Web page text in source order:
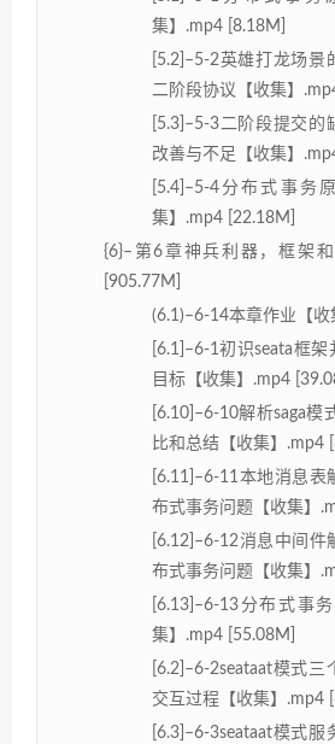
集】.mp4 [8.18M]
[5.2]–5-2英雄打龙场景
二阶段协议【收集】
[5.3]–5-3二阶段提交的
改善与不足【收集】
[5.4]–5-4分布式事务
集】.mp4 [22.18M]
{6}–第6章神兵利器，框架
[905.77M]
(6.1)–6-14本章作业【收
[6.1]–6-1初识seata框
目标【收集】.mp4
[6.10]–6-10解析saga模
比和总结【收集】.mp4
[6.11]–6-11本地消息
布式事务问题【收集】
[6.12]–6-12消息中间
布式事务问题【收集】
[6.13]–6-13分布式事
集】.mp4 [55.08M]
[6.2]–6-2seataat模式
交互过程【收集】.mp4
[6.3]–6-3seataat模式